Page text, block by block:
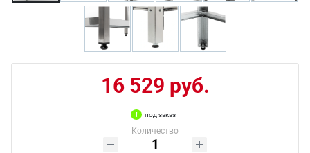
16 529 руб.
под заказ
Количество